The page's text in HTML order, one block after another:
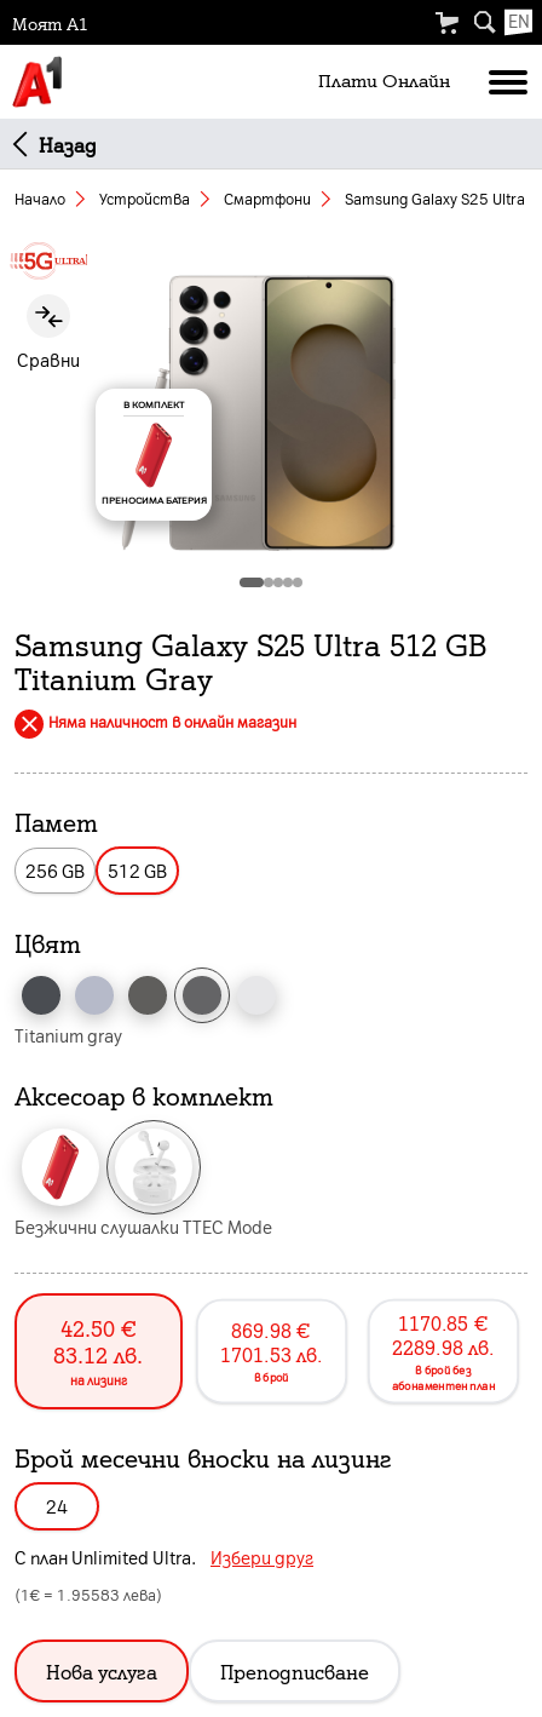
Моят А1 EN
Плати Oнлайн
Назад
Начало Устройства Смартфони Samsung Galaxy S25 Ultra
Сравни
Slide 1 of 5
В КОМПЛЕКТ
ПРЕНОСИМА БАТЕРИЯ
Samsung Galaxy S25 Ultra 512 GB
Titanium Gray
Няма наличност в онлайн магазин
Памет
256 GB 512 GB
Цвят
Titanium gray
Аксесоар в комплект
Безжични слушалки TTEC Mode
42.50 €
83.12 лв.
на лизинг
869.98 €
1701.53 лв.
в брой
1170.85 €
2289.98 лв.
в брой без
абонаментен план
Брой месечни вноски на лизинг
24
С план Unlimited Ultra. Избери друг
(1€ = 1.95583 лева)
Нова услуга Преподписване